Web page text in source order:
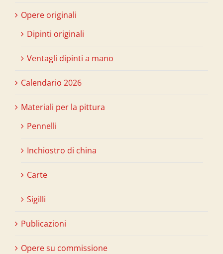
Opere originali
Dipinti originali
Ventagli dipinti a mano
Calendario 2026
Materiali per la pittura
Pennelli
Inchiostro di china
Carte
Sigilli
Publicazioni
Opere su commissione